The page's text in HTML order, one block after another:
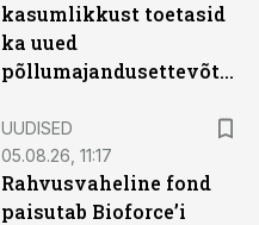
kasumlikkust toetasid
ka uued
põllumajandusettevõtted
UUDISED
05.08.26, 11:17
Rahvusvaheline fond
paisutab Bioforce’i